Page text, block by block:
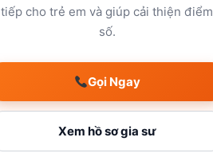
tiếp cho trẻ em và giúp cải thiện điểm
số.
Gọi Ngay
Xem hồ sơ gia sư